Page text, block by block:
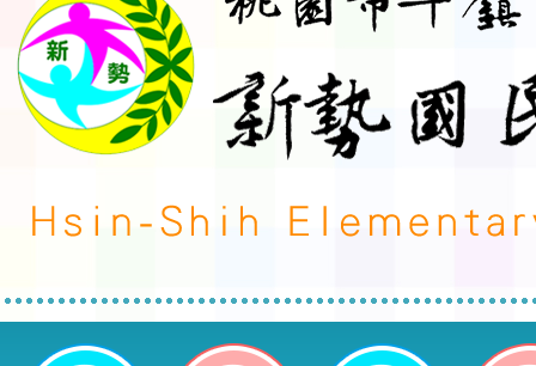
neilctes網站設計者：徐嘉裕